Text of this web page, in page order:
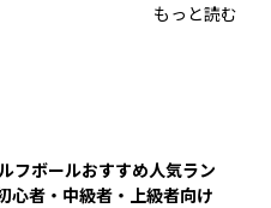
もっと読む
フボールおすすめ人気ラン
心者・中級者・上級者向け